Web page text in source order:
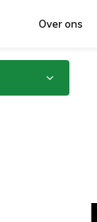
Over ons